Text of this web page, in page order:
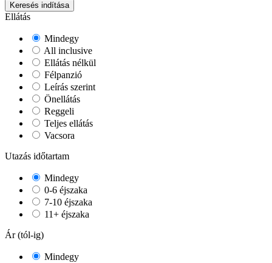
Keresés indítása
Ellátás
Mindegy
All inclusive
Ellátás nélkül
Félpanzió
Leírás szerint
Önellátás
Reggeli
Teljes ellátás
Vacsora
Utazás időtartam
Mindegy
0-6 éjszaka
7-10 éjszaka
11+ éjszaka
Ár (tól-ig)
Mindegy